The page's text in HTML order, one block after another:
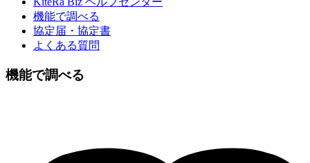
機能で調べる
協定届・協定書
よくある質問
機能で調べる